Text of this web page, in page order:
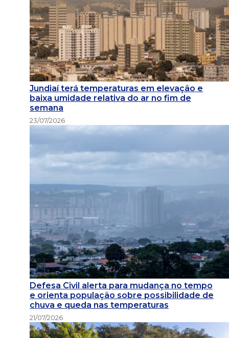
Jundiaí terá temperaturas em elevação e
baixa umidade relativa do ar no fim de
semana
23/07/2026
Defesa Civil alerta para mudança no tempo
e orienta população sobre possibilidade de
chuva e queda nas temperaturas
21/07/2026